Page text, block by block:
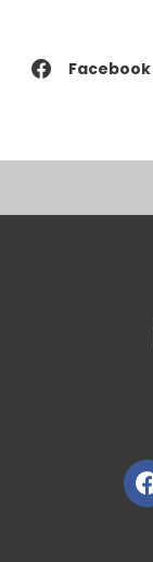
Facebook